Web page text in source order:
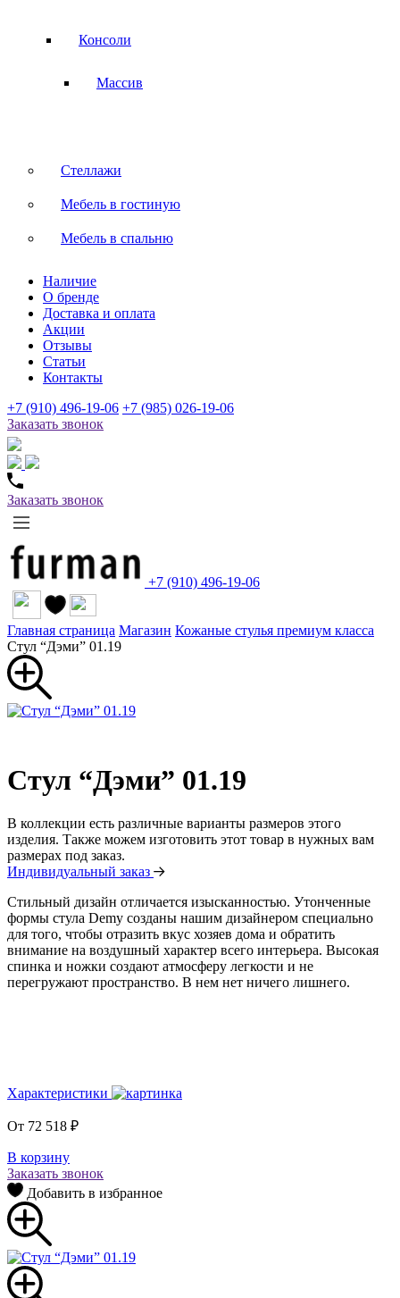
Консоли
Массив
Стеллажи
Мебель в гостиную
Мебель в спальню
Наличие
О бренде
Доставка и оплата
Акции
Отзывы
Статьи
Контакты
+7 (910) 496-19-06 +7 (985) 026-19-06
Заказать звонок
Заказать звонок
+7 (910) 496-19-06
Главная страница Магазин Кожаные стулья премиум класса
Стул “Дэми” 01.19
Стул “Дэми” 01.19
В коллекции есть различные варианты размеров этого
изделия. Также можем изготовить этот товар в нужных вам
размерах под заказ.
Индивидуальный заказ
Стильный дизайн отличается изысканностью. Утонченные
формы стула Demy созданы нашим дизайнером специально
для того, чтобы отразить вкус хозяев дома и обратить
внимание на воздушный характер всего интерьера. Высокая
спинка и ножки создают атмосферу легкости и не
перегружают пространство. В нем нет ничего лишнего.
Характеристики
От 72 518 ₽
В корзину
Заказать звонок
Добавить в избранное